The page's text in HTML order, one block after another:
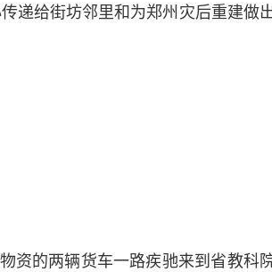
递给街坊邻里和为郑州灾后重建做
资的两辆货车一路疾驰来到省教科